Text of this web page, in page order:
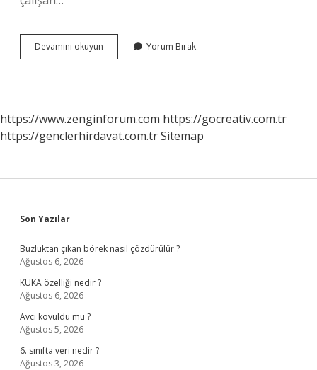
Devamını okuyun
Mesul
Yorum Bırak
https://www.zenginforum.com https://gocreativ.com.tr
https://genclerhirdavat.com.trSitemap
Sidebar
Son Yazılar
Buzluktan çıkan börek nasıl çözdürülür ?
Ağustos 6, 2026
KUKA özelliği nedir ?
Ağustos 6, 2026
Avcı kovuldu mu ?
Ağustos 5, 2026
6. sınıfta veri nedir ?
Ağustos 3, 2026